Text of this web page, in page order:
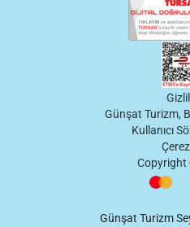
Günşat Turizm,
Kullanıcı
Günşat Turizm